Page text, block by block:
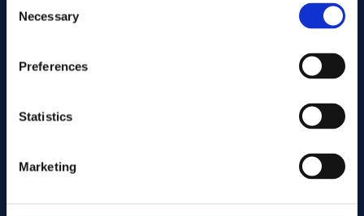
Selection
Necessary
Preferences
Statistics
Marketing